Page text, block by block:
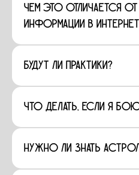
Чем это отличается
информации в
Будут ли практики?
Что делать, если я
Нужно ли знать